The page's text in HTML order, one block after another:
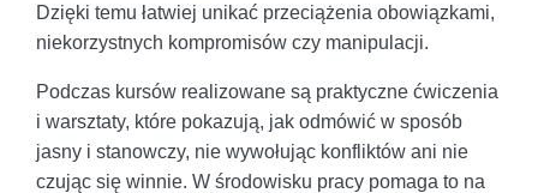
Dzięki temu łatwiej unikać przeciążenia obowiązkami,
niekorzystnych kompromisów czy manipulacji.
Podczas kursów realizowane są praktyczne ćwiczenia
i warsztaty, które pokazują, jak odmówić w sposób
jasny i stanowczy, nie wywołując konfliktów ani nie
czując się winnie. W środowisku pracy pomaga to na